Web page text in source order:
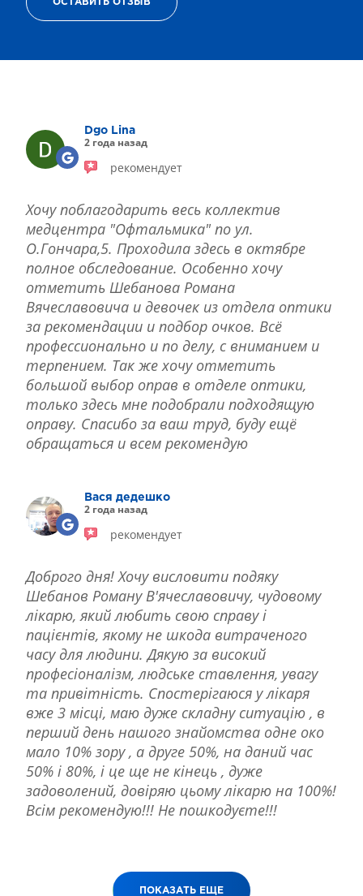
ТЕРАПИЯ САХАРНОГО ДИАБЕТА
ДЕТСКАЯ ОФТАЛЬМОЛОГИЯ
ЛЕЧЕНИЕ ЗАБОЛЕВАНИЙ СЕТЧАТКИ
ЭСТЕТИЧЕСКАЯ ХИРУРГИЯ
ОСТАВИТЬ ОТЗЫВ
Dgo Lina
2 года назад
рекомендует
Хочу поблагодарить весь коллектив
медцентра "Офтальмика" по ул.
О.Гончара,5. Проходила здесь в октябре
полное обследование. Особенно хочу
отметить Шебанова Романа
Вячеславовича и девочек из отдела оптики
за рекомендации и подбор очков. Всё
профессионально и по делу, с вниманием и
терпением. Так же хочу отметить
большой выбор оправ в отделе оптики,
только здесь мне подобрали подходящую
оправу. Спасибо за ваш труд, буду ещё
обращаться и всем рекомендую
Вася дедешко
2 года назад
рекомендует
Доброго дня! Хочу висловити подяку
Шебанов Роману В'ячеславовичу, чудовому
лікарю, який любить свою справу і
пацієнтів, якому не шкода витраченого
часу для людини. Дякую за високий
професіоналізм, людське ставлення, увагу
та привітність. Спостерігаюся у лікаря
вже 3 місці, маю дуже складну ситуацію , в
перший день нашого знайомства одне око
мало 10% зору , а друге 50%, на даний час
50% і 80%, і це ще не кінець , дуже
задоволений, довіряю цьому лікарю на 100%!
Всім рекомендую!!! Не пошкодуєте!!!
ПОКАЗАТЬ ЕЩЕ